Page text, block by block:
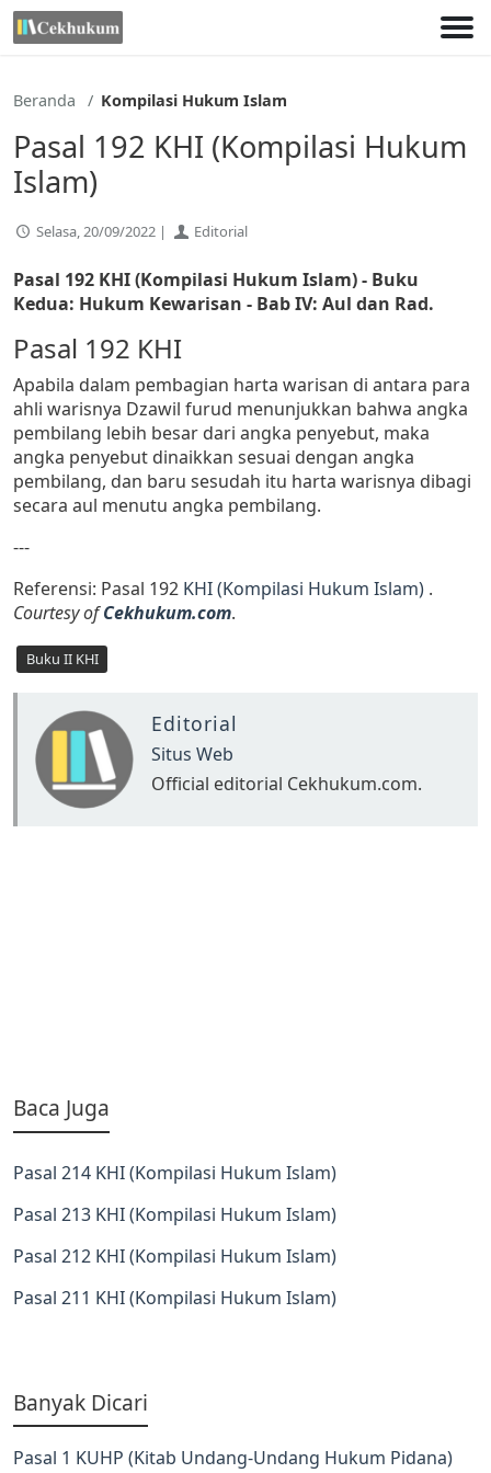
Lewati
ke
Beranda Kompilasi Hukum Islam
Pasal 192 KHI (Kompilasi Hukum
Islam)
Selasa, 20/09/2022 | Editorial
Pasal 192 KHI (Kompilasi Hukum Islam) - Buku
Kedua: Hukum Kewarisan - Bab IV: Aul dan Rad.
Pasal 192 KHI
Apabila dalam pembagian harta warisan di antara para
ahli warisnya Dzawil furud menunjukkan bahwa angka
pembilang lebih besar dari angka penyebut, maka
angka penyebut dinaikkan sesuai dengan angka
pembilang, dan baru sesudah itu harta warisnya dibagi
secara aul menutu angka pembilang.
---
Referensi: Pasal 192 KHI (Kompilasi Hukum Islam) .
Courtesy ofCekhukum.com.
Buku II KHI
Editorial
Situs Web
Official editorial Cekhukum.com.
Baca Juga
Pasal 214 KHI (Kompilasi Hukum Islam)
Pasal 213 KHI (Kompilasi Hukum Islam)
Pasal 212 KHI (Kompilasi Hukum Islam)
Pasal 211 KHI (Kompilasi Hukum Islam)
Banyak Dicari
Pasal 1 KUHP (Kitab Undang-Undang Hukum Pidana)